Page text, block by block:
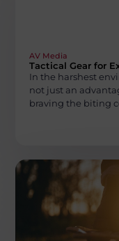
AV Media
Tactical Gear for
In the harshest
not just an
braving the biting